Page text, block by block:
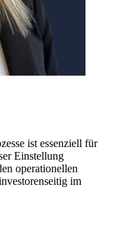
ist essenziell für
Einstellung
operationellen
im